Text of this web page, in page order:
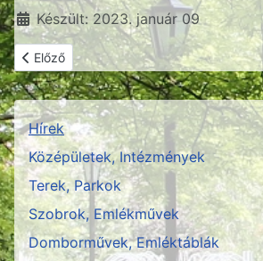
Készült: 2023. január 09
Előző cikk: Gyermekorvosi helyettesítések
Előző
Hírek
Középületek, Intézmények
Terek, Parkok
Szobrok, Emlékművek
Domborművek, Emléktáblák